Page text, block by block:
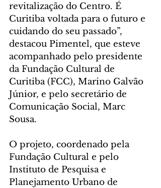
revitalização do Centro. É
Curitiba voltada para o futuro e
cuidando do seu passado”,
destacou Pimentel, que esteve
acompanhado pelo presidente
da Fundação Cultural de
Curitiba (FCC), Marino Galvão
Júnior, e pelo secretário de
Comunicação Social, Marc
Sousa.
O projeto, coordenado pela
Fundação Cultural e pelo
Instituto de Pesquisa e
Planejamento Urbano de